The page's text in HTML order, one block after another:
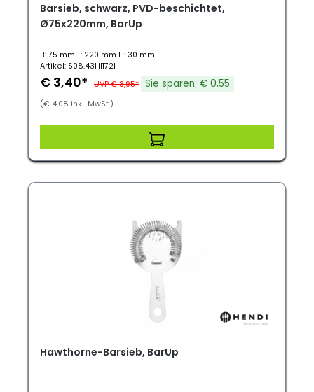
Barsieb, schwarz, PVD-beschichtet,
Ø75x220mm, BarUp
B: 75 mm T: 220 mm H: 30 mm
Artikel: S08.43HI1721
€ 3,40* UVP € 3,95* Sie sparen: € 0,55
(€ 4,08 inkl. MwSt.)
Hawthorne-Barsieb, BarUp